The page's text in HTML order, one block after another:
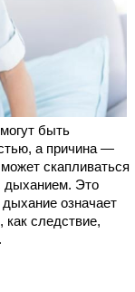
быть
а причина —
скапливаться
дыханием. Это
означает
как следствие,